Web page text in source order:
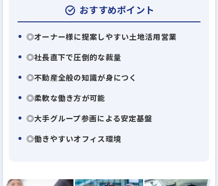
今回募集するのは、遊休地や空き地などを活用した
「コインパーキング用地開発営業」。
門家と連携し、不動産・相続・資産承継まで踏み込
んだ提案ができるのが特徴です。
「地主様と長く関係を築く営業がしたい」
「不動産の専門性をさらに広げたい」
おすすめポイント
◎オーナー様に提案しやすい土地活用営業
◎社長直下で圧倒的な裁量
◎不動産全般の知識が身につく
◎柔軟な働き方が可能
◎大手グループ参画による安定基盤
◎働きやすいオフィス環境